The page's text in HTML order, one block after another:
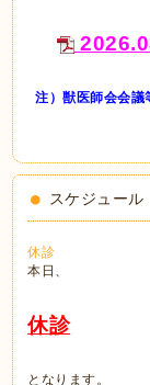
注）獣医師会会議
スケジュール
休診
本日、
休診
となります。